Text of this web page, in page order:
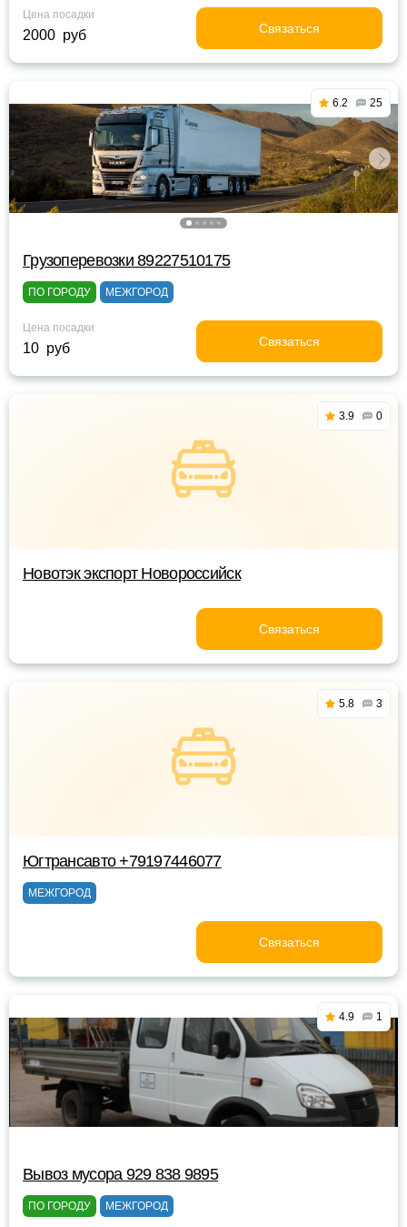
Цена посадки
2000 руб Связаться
6.2 25
Грузоперевозки 89227510175
ПО ГОРОДУ МЕЖГОРОД
Цена посадки
10 руб Связаться
3.9 0
Новотэк экспорт Новороссийск
Связаться
5.8 3
Югтрансавто +79197446077
МЕЖГОРОД
Связаться
4.9 1
Вывоз мусора 929 838 9895
ПО ГОРОДУ МЕЖГОРОД